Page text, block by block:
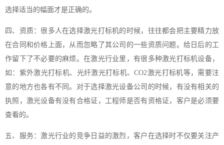
选择适当的幅面才是正确的。
四、资质：很多人在选择激光打标机的时候，往往都会把主要精力放
在合同和价格上面，从而忽略了其公司的一些资质问题。给日后的工
作留下了不必要的麻烦。在激光行业里，有很多种激光打标机设备，
如：紫外激光打标机、光纤激光打标机、CO2激光打标机等，需要注
意的地方也各有不同。对于选择激光设备公司的时候，有没有相关的
执照，激光设备有没有合格证，工程师是否有资格证，客户是必须要
查看的。
五、服务：激光行业的竞争日益的激烈，客户在选择时不仅要关注产